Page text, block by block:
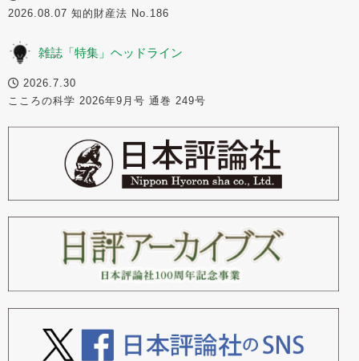
2026.08.07 知的財産法 No.186
雑誌「特集」ヘッドライン
2026.7.30
こころの科学 2026年9月号 通巻 249号